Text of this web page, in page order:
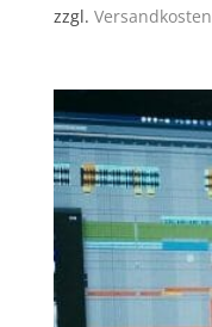
zzgl. Versandkosten